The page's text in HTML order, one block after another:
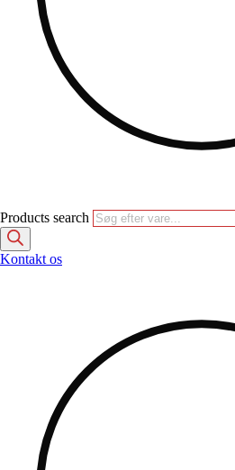
Products search
Kontakt os